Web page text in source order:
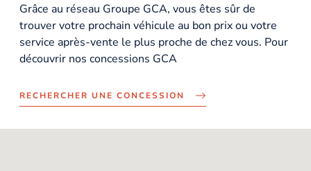
Grâce au réseau Groupe GCA, vous êtes sûr de
trouver votre prochain véhicule au bon prix ou votre
service après-vente le plus proche de chez vous. Pour
découvrir nos concessions GCA
RECHERCHER UNE CONCESSION